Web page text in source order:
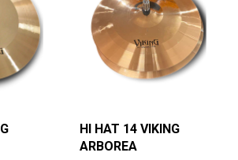
HI HAT 14 VIKING
ARBOREA